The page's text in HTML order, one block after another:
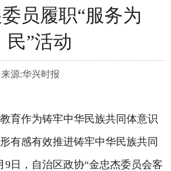
员履职“服务为
民”活动
源:华兴时报
作为铸牢中华民族共同体意识
有感有效推进铸牢中华民族共同
9日，自治区政协“金忠杰委员会客